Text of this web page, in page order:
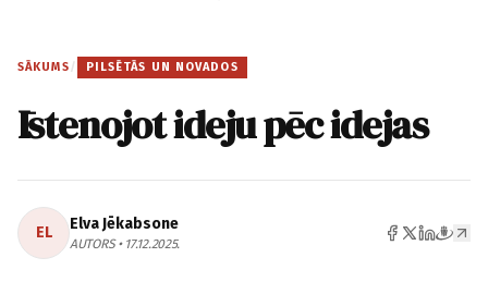
SĀKUMS / PILSĒTĀS UN NOVADOS
Īstenojot ideju pēc idejas
EL Elva Jēkabsone
AUTORS • 17.12.2025.